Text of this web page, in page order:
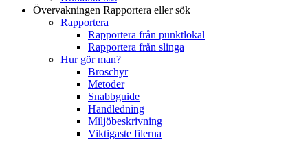
Övervakningen Rapportera eller sök
Rapportera
Rapportera från punktlokal
Rapportera från slinga
Hur gör man?
Broschyr
Metoder
Snabbguide
Handledning
Miljöbeskrivning
Viktigaste filerna